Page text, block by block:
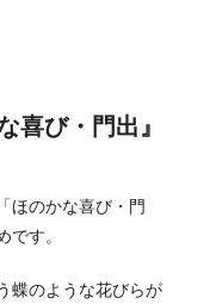
喜び・門出』
ほのかな喜び・門
です。
蝶のような花びらが